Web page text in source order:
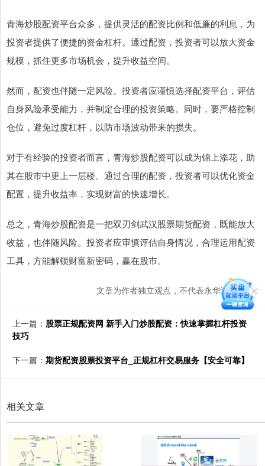
青海炒股配资平台众多，提供灵活的配资比例和低廉的利息，为
投资者提供了便捷的资金杠杆。通过配资，投资者可以放大资金
规模，抓住更多市场机会，提升收益空间。
然而，配资也伴随一定风险。投资者应谨慎选择配资平台，评估
自身风险承受能力，并制定合理的投资策略。同时，要严格控制
仓位，避免过度杠杆，以防市场波动带来的损失。
对于有经验的投资者而言，青海炒股配资可以成为锦上添花，助
其在股市中更上一层楼。通过合理的配资，投资者可以优化资金
配置，提升收益率，实现财富的快速增长。
总之，青海炒股配资是一把双刃剑武汉股票期货配资，既能放大
收益，也伴随风险。投资者应审慎评估自身情况，合理运用配资
工具，方能解锁财富新密码，赢在股市。
文章为作者独立观点，不代表永华证券观点
上一篇： 股票正规配资网 新手入门炒股配资：快速掌握杠杆投资
技巧
下一篇： 期货配资股票投资平台_正规杠杆交易服务【安全可靠】
相关文章